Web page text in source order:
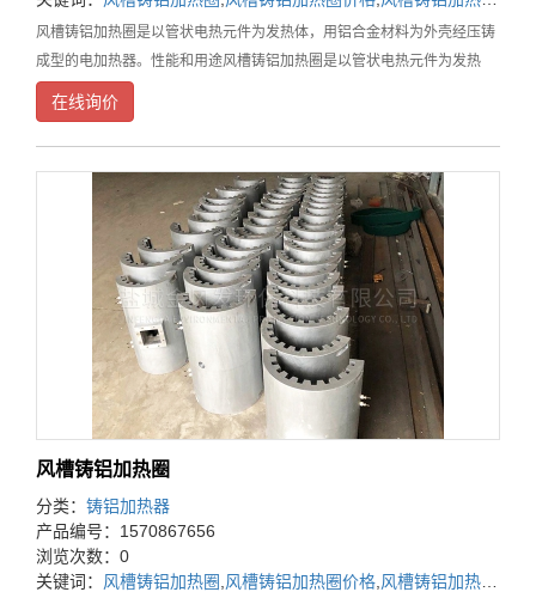
风槽铸铝加热圈是以管状电热元件为发热体，用铝合金材料为外壳经压铸
成型的电加热器。性能和用途风槽铸铝加热圈是以管状电热元件为发热
体，用优质铝合金材料为外壳经压铸成型的电加热器，其使用温度一般在
摄氏150～450度之间，可广泛应用于塑料机械、模
在线询价
风槽铸铝加热圈
分类： 铸铝加热器
产品编号：1570867656
浏览次数：0
关键词： 风槽铸铝加热圈 风槽铸铝加热圈价格 风槽铸铝加热圈厂家